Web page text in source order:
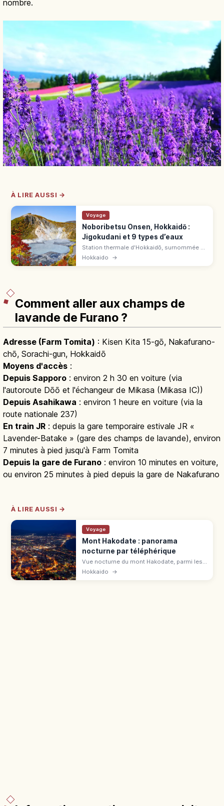
nombre.
À LIRE AUSSI →
Voyage
Noboribetsu Onsen, Hokkaidō :
Jigokudani et 9 types d’eaux
Station thermale d'Hokkaidō, surnommée «
grand magasin des onsen ». Source au
Hokkaido →
Comment aller aux champs de
lavande de Furano ?
Adresse (Farm Tomita) : Kisen Kita 15-gō, Nakafurano-
chō, Sorachi-gun, Hokkaidō
Moyens d'accès :
Depuis Sapporo : environ 2 h 30 en voiture (via
l'autoroute Dōō et l'échangeur de Mikasa (Mikasa IC))
Depuis Asahikawa : environ 1 heure en voiture (via la
route nationale 237)
En train JR : depuis la gare temporaire estivale JR «
Lavender-Batake » (gare des champs de lavande), environ
7 minutes à pied jusqu'à Farm Tomita
Depuis la gare de Furano : environ 10 minutes en voiture,
ou environ 25 minutes à pied depuis la gare de Nakafurano
À LIRE AUSSI →
Voyage
Mont Hakodate : panorama
nocturne par téléphérique
Vue nocturne du mont Hakodate, parmi les
3 plus belles du Japon et 3 étoiles au Guide
Hokkaido →